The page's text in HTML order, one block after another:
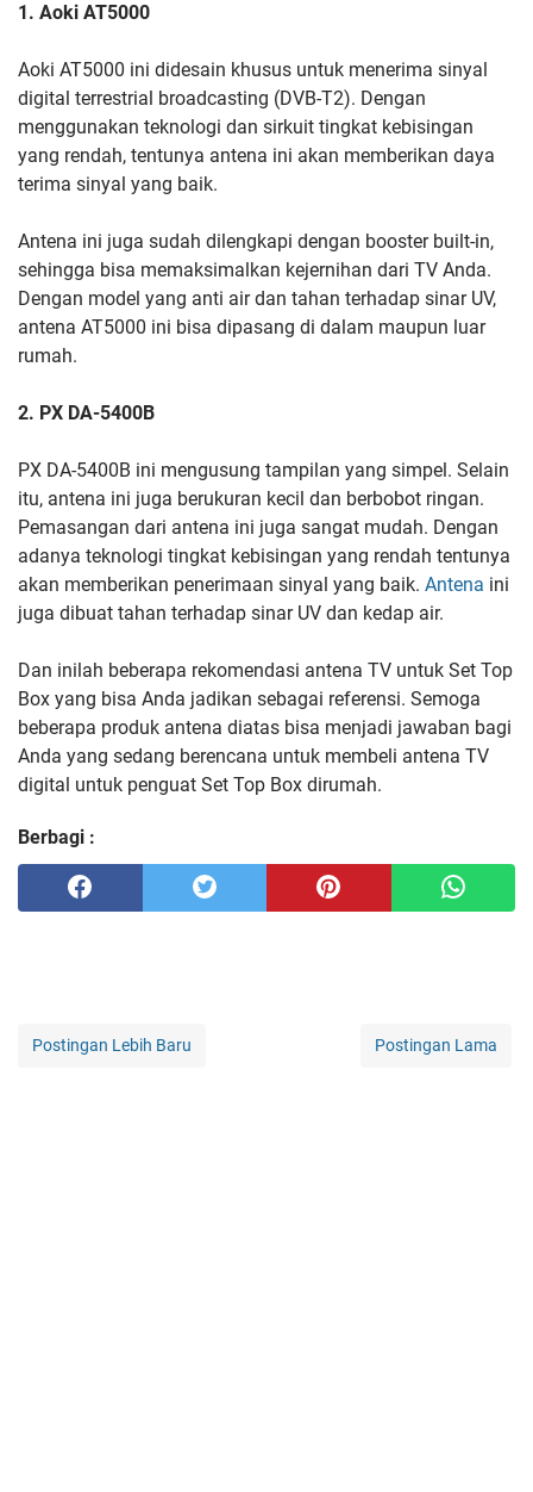
1. Aoki AT5000
Aoki AT5000 ini didesain khusus untuk menerima sinyal
digital terrestrial broadcasting (DVB-T2). Dengan
menggunakan teknologi dan sirkuit tingkat kebisingan
yang rendah, tentunya antena ini akan memberikan daya
terima sinyal yang baik.
Antena ini juga sudah dilengkapi dengan booster built-in,
sehingga bisa memaksimalkan kejernihan dari TV Anda.
Dengan model yang anti air dan tahan terhadap sinar UV,
antena AT5000 ini bisa dipasang di dalam maupun luar
rumah.
2. PX DA-5400B
PX DA-5400B ini mengusung tampilan yang simpel. Selain
itu, antena ini juga berukuran kecil dan berbobot ringan.
Pemasangan dari antena ini juga sangat mudah. Dengan
adanya teknologi tingkat kebisingan yang rendah tentunya
akan memberikan penerimaan sinyal yang baik. Antena ini
juga dibuat tahan terhadap sinar UV dan kedap air.
Dan inilah beberapa rekomendasi antena TV untuk Set Top
Box yang bisa Anda jadikan sebagai referensi. Semoga
beberapa produk antena diatas bisa menjadi jawaban bagi
Anda yang sedang berencana untuk membeli antena TV
digital untuk penguat Set Top Box dirumah.
Berbagi :
Postingan Lebih Baru Postingan Lama